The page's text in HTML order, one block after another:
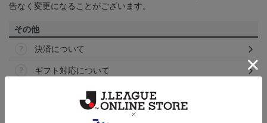
告なく変更になることがございます。
その他
決済について
ギフト対応について